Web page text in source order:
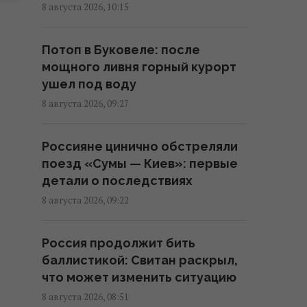
09:30 суббота, 08 августа 2026
"Этому человеку не место
Олимпиаде
09:27 суббота, 08 августа 2026
силы раскрыли детали ночной
атаки россиян
09:26 суббота, 08 августа 2026
8 августа 2026, 10:15
Потоп в Буковеле: после
мощного ливня горный курорт
ушел под воду
8 августа 2026, 09:27
Россияне цинично обстреляли
поезд «Сумы — Киев»: первые
детали о последствиях
8 августа 2026, 09:22
Россия продолжит бить
баллистикой: Свитан раскрыл,
что может изменить ситуацию
8 августа 2026, 08:51